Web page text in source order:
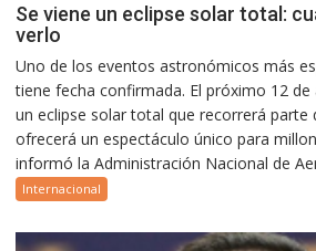
Se viene un eclipse solar total:
verlo
Uno de los eventos astronómicos más
tiene fecha confirmada. El próximo 12
un eclipse solar total que recorrerá
ofrecerá un espectáculo único para
informó la Administración Nacional de
Internacional